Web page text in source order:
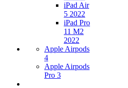
iPad Air
5 2022
iPad Pro
11 M2
2022
Apple Airpods
4
Apple Airpods
Pro 3